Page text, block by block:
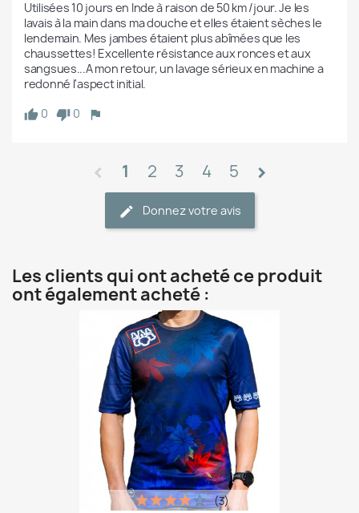
Utilisées 10 jours en Inde à raison de 50 km /jour. Je les
lavais à la main dans ma douche et elles étaient sèches le
lendemain. Mes jambes étaient plus abîmées que les
chaussettes! Excellente résistance aux ronces et aux
sangsues...A mon retour, un lavage sérieux en machine a
redonné l'aspect initial.
0
0
chevron_left 1 2 3 4 5 chevron_right
Donnez votre avis
Les clients qui ont acheté ce produit
ont également acheté :
(3)